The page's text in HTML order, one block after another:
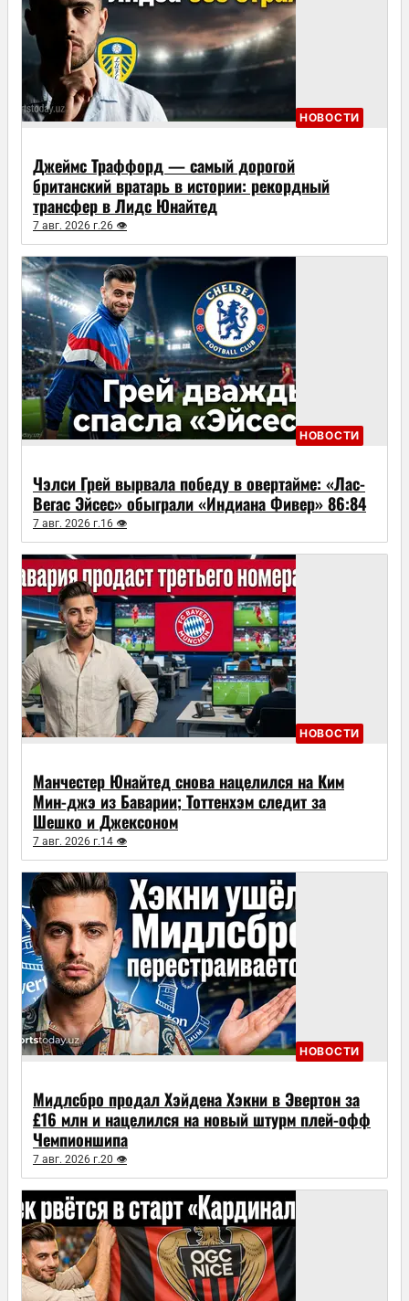
НОВОСТИ
Джеймс Траффорд — самый дорогой
британский вратарь в истории: рекордный
трансфер в Лидс Юнайтед
7 авг. 2026 г.26 👁
НОВОСТИ
Чэлси Грей вырвала победу в овертайме: «Лас-
Вегас Эйсес» обыграли «Индиана Фивер» 86:84
7 авг. 2026 г.16 👁
НОВОСТИ
Манчестер Юнайтед снова нацелился на Ким
Мин-джэ из Баварии; Тоттенхэм следит за
Шешко и Джексоном
7 авг. 2026 г.14 👁
НОВОСТИ
Мидлсбро продал Хэйдена Хэкни в Эвертон за
£16 млн и нацелился на новый штурм плей-офф
Чемпионшипа
7 авг. 2026 г.20 👁